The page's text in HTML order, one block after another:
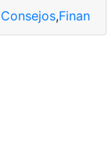
Consejos,Financiera